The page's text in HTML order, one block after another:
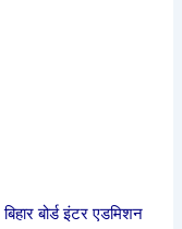
बिहार बोर्ड इंटर एडमिशन